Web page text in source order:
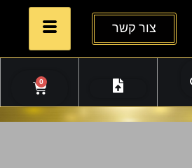
צור קשר
0